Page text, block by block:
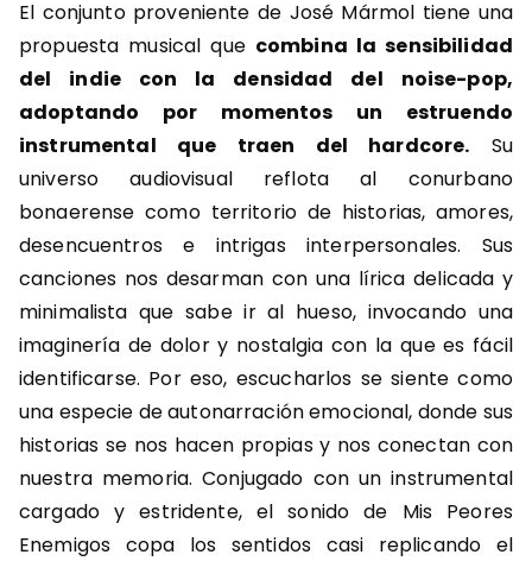
El conjunto proveniente de José Mármol tiene una
propuesta musical que combina la sensibilidad
del indie con la densidad del noise-pop,
adoptando por momentos un estruendo
instrumental que traen del hardcore. Su
universo audiovisual reflota al conurbano
bonaerense como territorio de historias, amores,
desencuentros e intrigas interpersonales. Sus
canciones nos desarman con una lírica delicada y
minimalista que sabe ir al hueso, invocando una
imaginería de dolor y nostalgia con la que es fácil
identificarse. Por eso, escucharlos se siente como
una especie de autonarración emocional, donde sus
historias se nos hacen propias y nos conectan con
nuestra memoria. Conjugado con un instrumental
cargado y estridente, el sonido de Mis Peores
Enemigos copa los sentidos casi replicando el